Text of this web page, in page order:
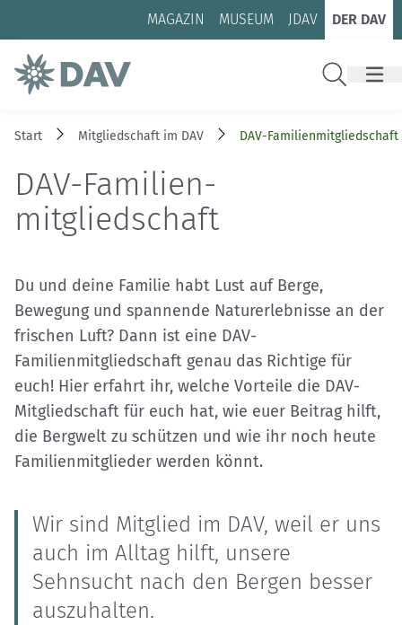
Zum Inhalt
Zur Footer-Navigation
MAGAZIN MUSEUM JDAV DER DAV
Start Mitgliedschaft im DAV DAV-Familien­mitgliedschaft
DAV-Familien­
mitgliedschaft
Du und deine Familie habt Lust auf Berge,
Bewegung und spannende Naturerlebnisse an der
frischen Luft? Dann ist eine DAV-
Familienmitgliedschaft genau das Richtige für
euch! Hier erfahrt ihr, welche Vorteile die DAV-
Mitgliedschaft für euch hat, wie euer Beitrag hilft,
die Bergwelt zu schützen und wie ihr noch heute
Familienmitglieder werden könnt.
Wir sind Mitglied im DAV, weil er uns
auch im Alltag hilft, unsere
Sehnsucht nach den Bergen besser
auszuhalten.